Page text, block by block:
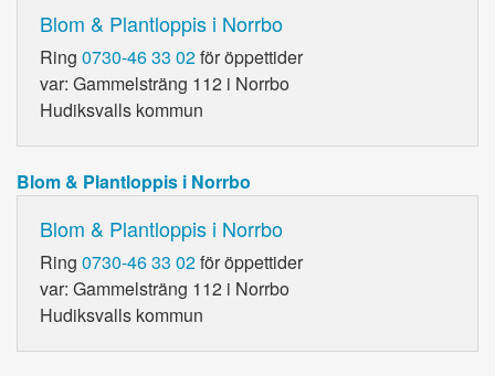
Blom & Plantloppis i Norrbo
Ring 0730-46 33 02för öppettider
var: Gammelsträng 112 i Norrbo
Hudiksvalls kommun
Blom & Plantloppis i Norrbo
Blom & Plantloppis i Norrbo
Ring 0730-46 33 02för öppettider
var: Gammelsträng 112 i Norrbo
Hudiksvalls kommun